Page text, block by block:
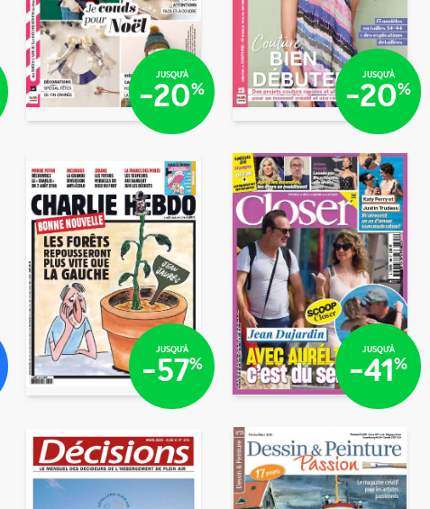
JUSQU'À
-20%
/mois
€25 /mois
JUSQU'À
-20%
/mois
€25/mois
JUSQU'À
-57%
€26
/mois
€90/mois
JUSQU'À
-41%
€37
/mois
€83/mois